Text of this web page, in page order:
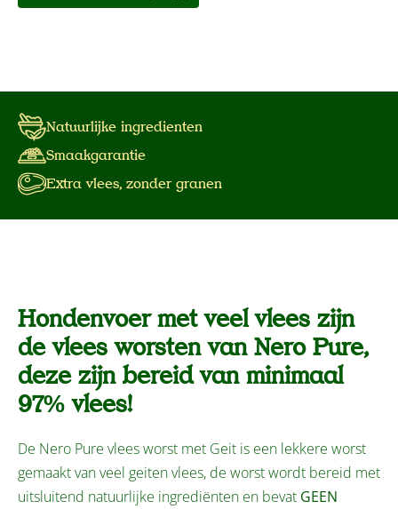
Natuurlijke ingredienten
Smaakgarantie
Extra vlees, zonder granen
Hondenvoer met veel vlees zijn
de vlees worsten van Nero Pure,
deze zijn bereid van minimaal
97% vlees!
De Nero Pure vlees worst met Geit is een lekkere worst
gemaakt van veel geiten vlees, de worst wordt bereid met
uitsluitend natuurlijke ingrediënten en bevat GEEN